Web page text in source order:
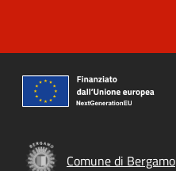
Comune di Bergamo